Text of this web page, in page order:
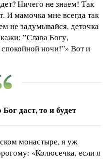
Ничего не знаем! Так
И мамочка мне всегда так
не задумывайся, деточка
‟Слава Богу,
ночи!”» Вот и
даст, то и будет
монастыре, я уж
«Колюсечка, если я